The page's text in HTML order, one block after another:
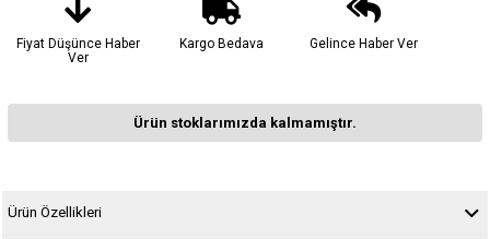
Fiyat Düşünce Haber
Ver
Kargo Bedava Gelince Haber Ver
Ürün stoklarımızda kalmamıştır.
Ürün Özellikleri